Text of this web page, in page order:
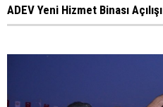
ADEV Yeni Hizmet Binası Açılışı